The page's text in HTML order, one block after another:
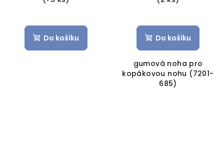
Do košíku Do košíku
gumová noha pro
kopákovou nohu (7201-
685)